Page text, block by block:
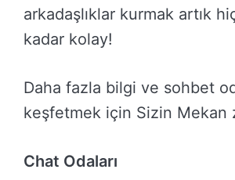
arkadaşlıklar kurmak artık
kadar kolay!
Daha fazla bilgi ve sohbet
keşfetmek için Sizin Mekan
Chat Odaları